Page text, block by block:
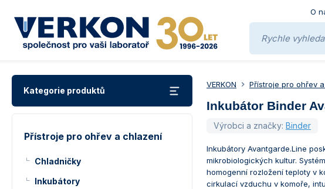
O
Kategorie produktů
Přístroje pro ohřev a chlazení
Chladničky
Inkubátory
VERKON Přístroje pro ohřev
Inkubátor Binder
Výrobci a značky: Binder
Inkubátory Avantgarde.Line
mikrobiologických kultur.
homogenní rozložení teploty v
cirkulací vzduchu v komoře,